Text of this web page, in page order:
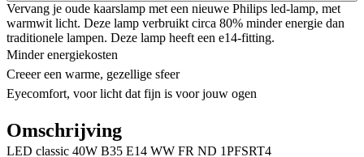
Vervang je oude kaarslamp met een nieuwe Philips led-lamp, met
warmwit licht. Deze lamp verbruikt circa 80% minder energie dan
traditionele lampen. Deze lamp heeft een e14-fitting.
Minder energiekosten
Creeer een warme, gezellige sfeer
Eyecomfort, voor licht dat fijn is voor jouw ogen
Omschrijving
LED classic 40W B35 E14 WW FR ND 1PFSRT4